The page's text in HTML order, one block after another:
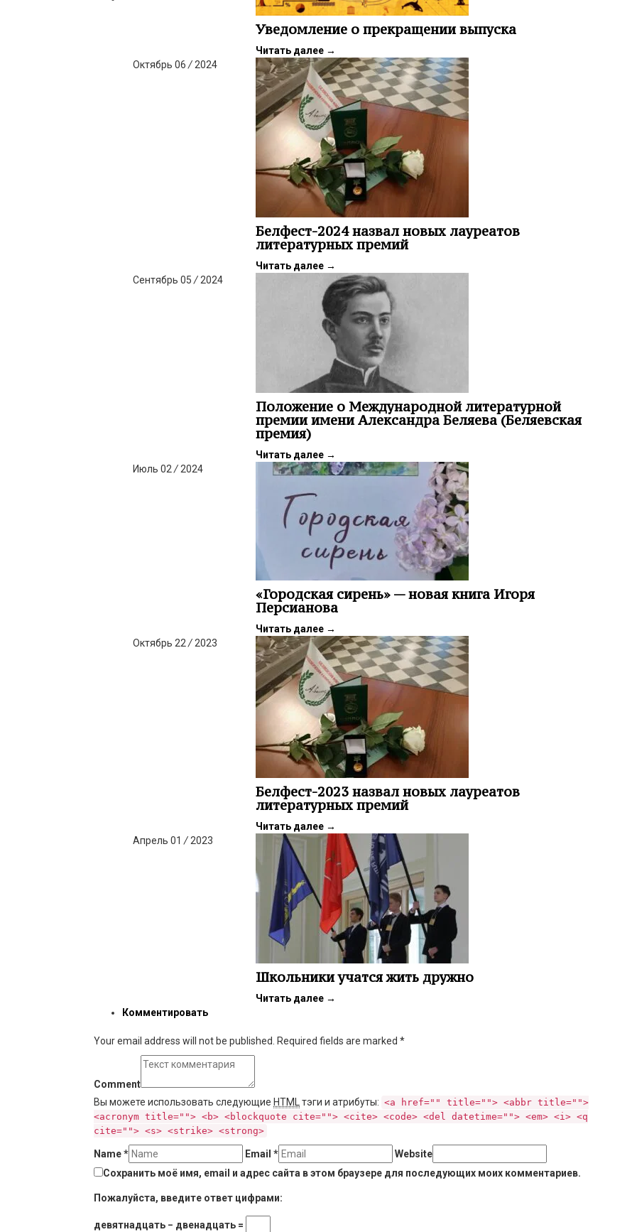
Уведомление о прекращении выпуска
Читать далее →
Октябрь 06 / 2024
Белфест-2024 назвал новых лауреатов
литературных премий
Читать далее →
Сентябрь 05 / 2024
Положение о Международной литературной
премии имени Александра Беляева (Беляевская
премия)
Читать далее →
Июль 02 / 2024
«Городская сирень» — новая книга Игоря
Персианова
Читать далее →
Октябрь 22 / 2023
Белфест-2023 назвал новых лауреатов
литературных премий
Читать далее →
Апрель 01 / 2023
Школьники учатся жить дружно
Читать далее →
Комментировать
Your email address will not be published. Required fields are marked *
Comment
Вы можете использовать следующие HTML тэги и атрибуты: <a href="" title=""> <abbr title="">
<acronym title=""> <b> <blockquote cite=""> <cite> <code> <del datetime=""> <em> <i> <q
cite=""> <s> <strike> <strong>
Name* Email *
Website
Сохранить моё имя, email и адрес сайта в этом браузере для последующих моих комментариев.
Пожалуйста, введите ответ цифрами:
девятнадцать − двенадцать =